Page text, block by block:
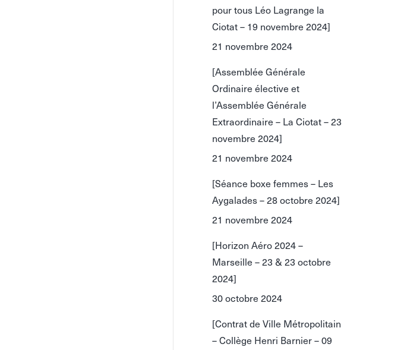
pour tous Léo Lagrange la
Ciotat – 19 novembre 2024]
21 novembre 2024
[Assemblée Générale
Ordinaire élective et
l’Assemblée Générale
Extraordinaire – La Ciotat – 23
novembre 2024]
21 novembre 2024
[Séance boxe femmes – Les
Aygalades – 28 octobre 2024]
21 novembre 2024
[Horizon Aéro 2024 –
Marseille – 23 & 23 octobre
2024]
30 octobre 2024
[Contrat de Ville Métropolitain
– Collège Henri Barnier – 09